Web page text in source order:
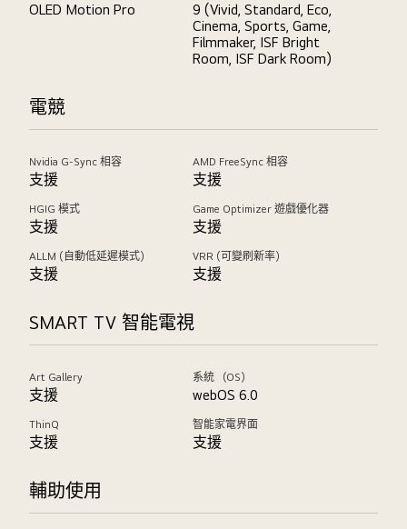
OLED Motion Pro
9 (Vivid, Standard, Eco,
Cinema, Sports, Game,
Filmmaker, ISF Bright
Room, ISF Dark Room)
電競
Nvidia G-Sync 相容
支援
AMD FreeSync 相容
支援
HGIG 模式
支援
Game Optimizer 遊戲優化器
支援
ALLM (自動低延遲模式)
支援
VRR (可變刷新率)
支援
SMART TV 智能電視
Art Gallery
支援
系統 （OS）
webOS 6.0
ThinQ
支援
智能家電界面
支援
輔助使用